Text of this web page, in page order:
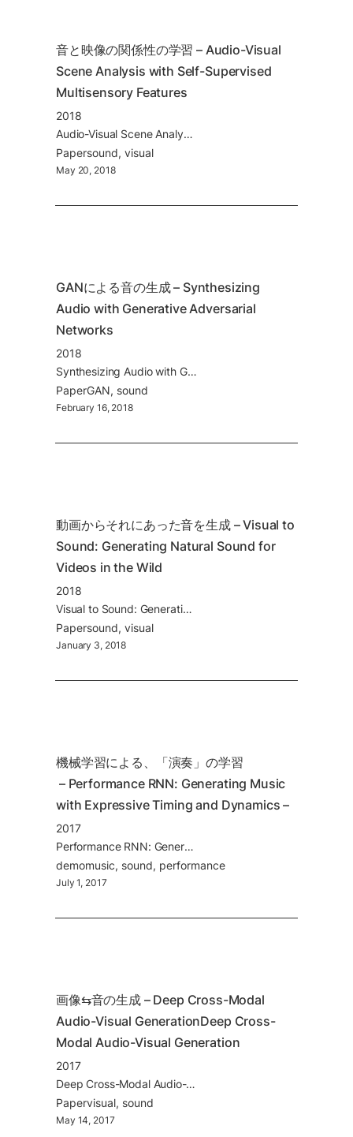
音と映像の関係性の学習 – Audio-Visual
Scene Analysis with Self-Supervised
Multisensory Features
2018
Audio-Visual Scene Analysis with Self-Supervised Multisensory Features
Papersound visual
May 20, 2018
GANによる音の生成 – Synthesizing
Audio with Generative Adversarial
Networks
2018
Synthesizing Audio with Generative Adversarial Networks
PaperGAN sound
February 16, 2018
動画からそれにあった音を生成 – Visual to
Sound: Generating Natural Sound for
Videos in the Wild
2018
Visual to Sound: Generating Natural Sound for Videos in the Wild
Papersound visual
January 3, 2018
機械学習による、「演奏」の学習
with Expressive Timing and Dynamics –
2017
Performance RNN: Generating Music with Expressive Timing and Dynamics
demomusic sound performance
July 1, 2017
画像⇆音の生成 – Deep Cross-Modal
Audio-Visual GenerationDeep Cross-
Modal Audio-Visual Generation
2017
Deep Cross-Modal Audio-Visual Generation
Papervisual sound
May 14, 2017